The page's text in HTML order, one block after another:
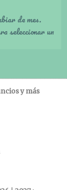
de mes.
seleccionar un
y más